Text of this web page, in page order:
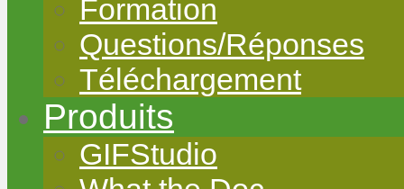
Formation
Questions/Réponses
Téléchargement
Produits
GIFStudio